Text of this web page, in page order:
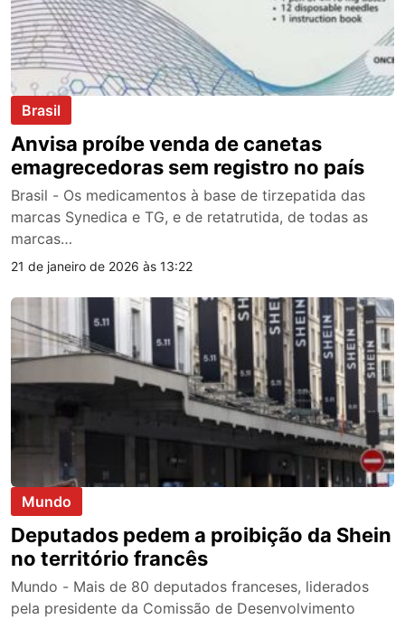
Brasil
Anvisa proíbe venda de canetas
emagrecedoras sem registro no país
Brasil - Os medicamentos à base de tirzepatida das
marcas Synedica e TG, e de retatrutida, de todas as
marcas…
21 de janeiro de 2026 às 13:22
Mundo
Deputados pedem a proibição da Shein
no território francês
Mundo - Mais de 80 deputados franceses, liderados
pela presidente da Comissão de Desenvolvimento